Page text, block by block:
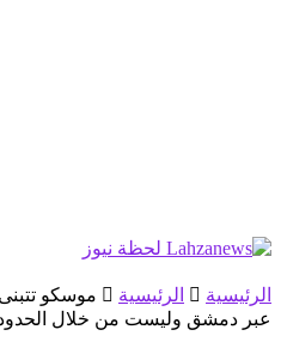
الرئيسية الرئيسية
موسكو
عبر دمشق وليست من خلال